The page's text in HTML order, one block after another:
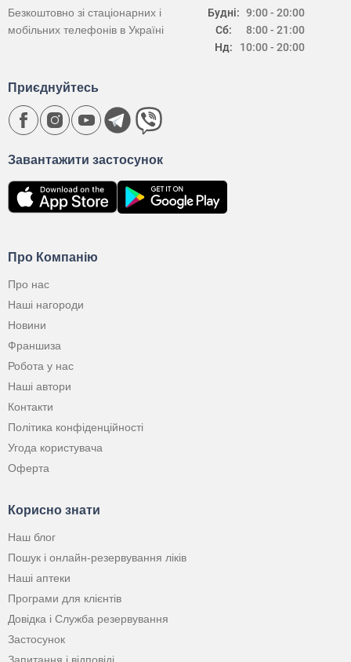
Будні:
Сб:
Нд:
9:00 - 20:00
8:00 - 21:00
10:00 - 20:00
Безкоштовно зі стаціонарних і
мобільних телефонів в Україні
Про Компанію
Про нас
Наші нагороди
Новини
Франшиза
Робота у нас
Наші автори
Контакти
Політика конфіденційності
Угода користувача
Оферта
Корисно знати
Наш блог
Пошук і онлайн-резервування ліків
Наші аптеки
Програми для клієнтів
Довідка і Служба резервування
Застосунок
Запитання і відповіді
Завантажити застосунок
Приєднуйтесь